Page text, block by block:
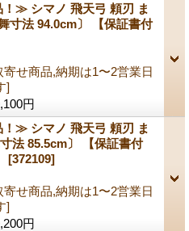
≫ シマノ 飛天弓 頼刃 ま
寸法 94.0cm〕 【保証書付
せ商品,納期は1〜2営業日
]
円
≫ シマノ 飛天弓 頼刃 ま
法 85.5cm〕 【保証書付
[372109]
せ商品,納期は1〜2営業日
]
円